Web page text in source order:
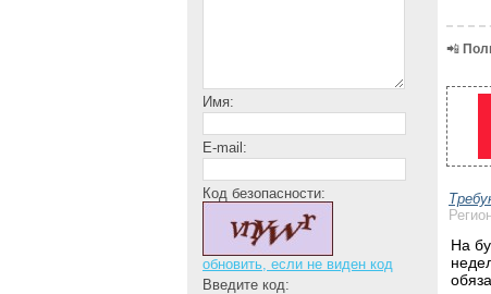
📲
На
Имя:
E-mail:
Код безопасности:
обновить, если не виден код
Введите код: